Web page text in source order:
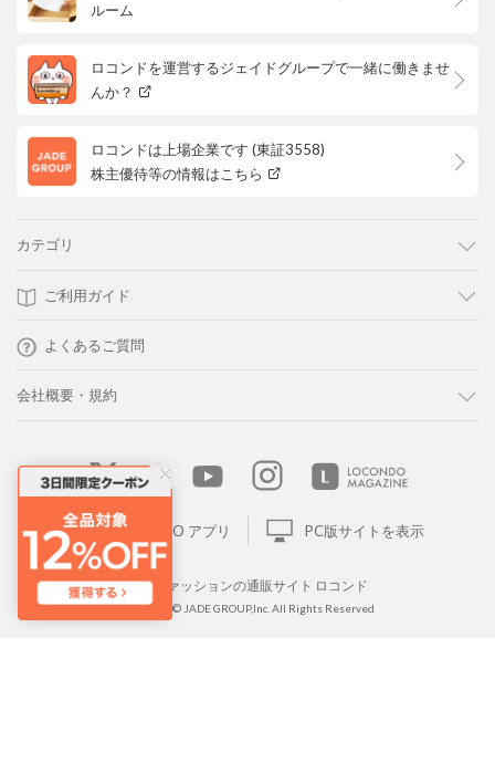
ルーム
ロコンドを運営するジェイドグループで一緒に働きませ
んか？
ロコンドは上場企業です (東証3558)
株主優待等の情報はこちら
カテゴリ
ご利用ガイド
よくあるご質問
会社概要・規約
LOCONDO アプリ PC版サイトを表示
靴とファッションの通販サイト ロコンド
Copyright © JADE GROUP,Inc. All Rights Reserved